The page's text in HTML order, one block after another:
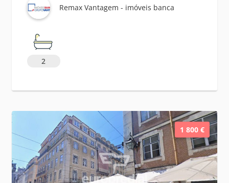
Remax Vantagem - imóveis banca
2
1 800 €